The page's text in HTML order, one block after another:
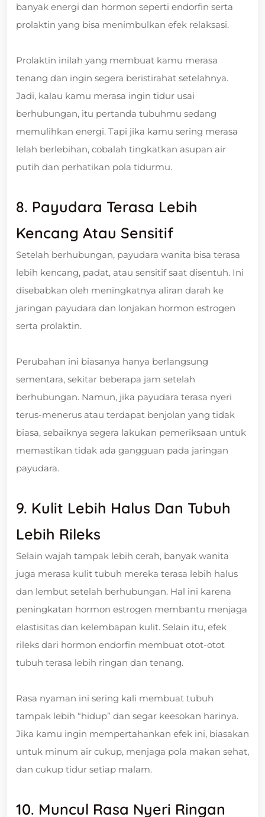
banyak energi dan hormon seperti endorfin serta
prolaktin yang bisa menimbulkan efek relaksasi.
Prolaktin inilah yang membuat kamu merasa
tenang dan ingin segera beristirahat setelahnya.
Jadi, kalau kamu merasa ingin tidur usai
berhubungan, itu pertanda tubuhmu sedang
memulihkan energi. Tapi jika kamu sering merasa
lelah berlebihan, cobalah tingkatkan asupan air
putih dan perhatikan pola tidurmu.
8. Payudara Terasa Lebih
Kencang Atau Sensitif
Setelah berhubungan, payudara wanita bisa terasa
lebih kencang, padat, atau sensitif saat disentuh. Ini
disebabkan oleh meningkatnya aliran darah ke
jaringan payudara dan lonjakan hormon estrogen
serta prolaktin.
Perubahan ini biasanya hanya berlangsung
sementara, sekitar beberapa jam setelah
berhubungan. Namun, jika payudara terasa nyeri
terus-menerus atau terdapat benjolan yang tidak
biasa, sebaiknya segera lakukan pemeriksaan untuk
memastikan tidak ada gangguan pada jaringan
payudara.
9. Kulit Lebih Halus Dan Tubuh
Lebih Rileks
Selain wajah tampak lebih cerah, banyak wanita
juga merasa kulit tubuh mereka terasa lebih halus
dan lembut setelah berhubungan. Hal ini karena
peningkatan hormon estrogen membantu menjaga
elastisitas dan kelembapan kulit. Selain itu, efek
rileks dari hormon endorfin membuat otot-otot
tubuh terasa lebih ringan dan tenang.
Rasa nyaman ini sering kali membuat tubuh
tampak lebih “hidup” dan segar keesokan harinya.
Jika kamu ingin mempertahankan efek ini, biasakan
untuk minum air cukup, menjaga pola makan sehat,
dan cukup tidur setiap malam.
10. Muncul Rasa Nyeri Ringan